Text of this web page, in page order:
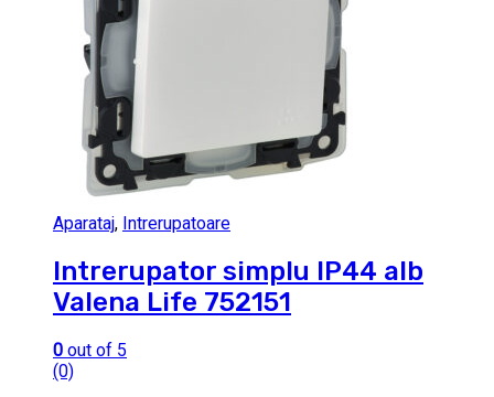
Aparataj, Intrerupatoare
Intrerupator simplu IP44 alb
Valena Life 752151
0 out of 5
(0)